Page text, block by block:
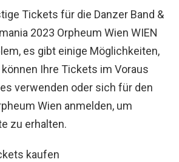
Tickets für die Danzer Band &
2023 Orpheum Wien WIEN
es gibt einige Möglichkeiten,
Ihre Tickets im Voraus
verwenden oder sich für den
Wien anmelden, um
zu erhalten.
kaufen